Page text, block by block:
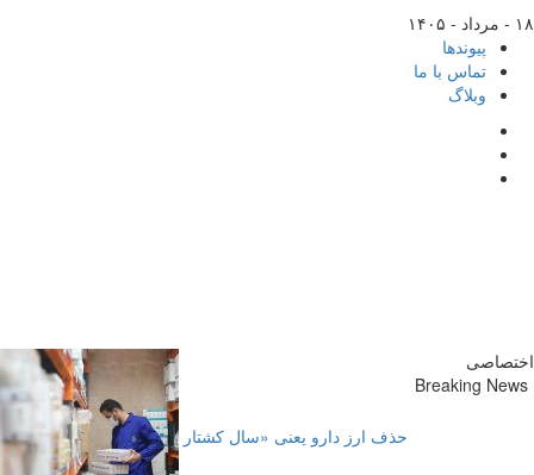
۱۸ - مرداد - ۱۴۰۵
پیوندها
تماس با ما
وبلاگ
اختصاصی
Breaking News
حذف ارز دارو یعنی «سال کشتار